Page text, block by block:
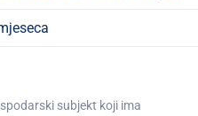
subjekt koji ima